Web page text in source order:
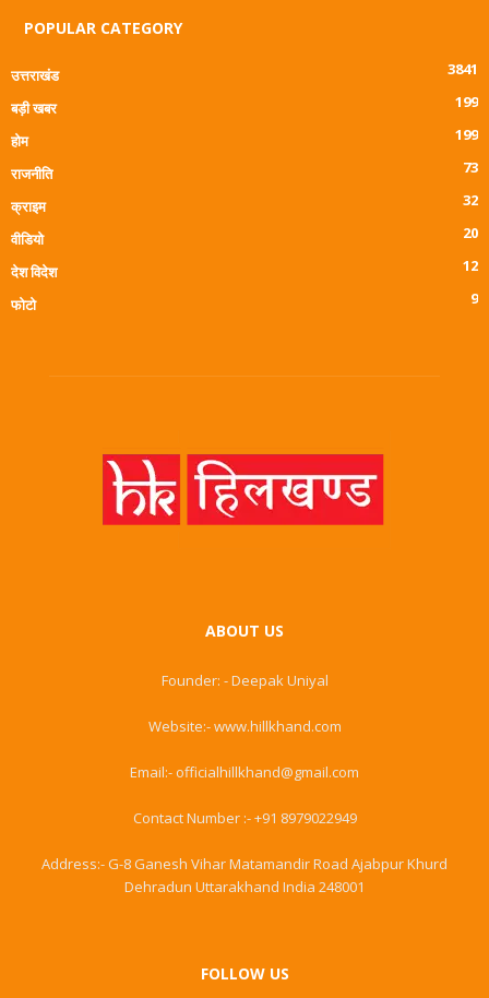
POPULAR CATEGORY
उत्तराखंड
3841
बड़ी खबर
199
होम
199
राजनीति
73
क्राइम
32
वीडियो
20
देश विदेश
12
फोटो
9
ABOUT US
Founder: - Deepak Uniyal
Website:- www.hillkhand.com
Email:- officialhillkhand@gmail.com
Contact Number :- +91 8979022949
Address:- G-8 Ganesh Vihar Matamandir Road Ajabpur Khurd
Dehradun Uttarakhand India 248001
FOLLOW US